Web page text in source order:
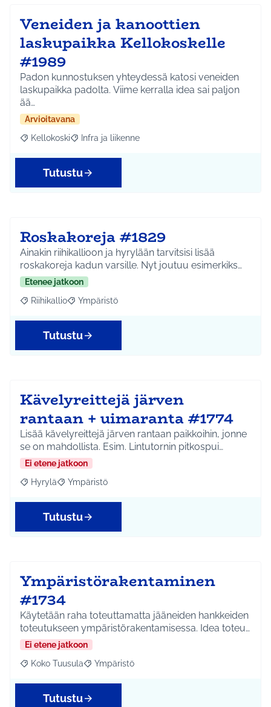
Veneiden ja kanoottien
laskupaikka Kellokoskelle
#1989
Padon kunnostuksen yhteydessä katosi veneiden
laskupaikka padolta. Viime kerralla idea sai paljon
ää…
Arvioitavana
Rajaa tulokset aihepiirin mukaan: Kellokoski
Kellokoski Rajaa tulokset teeman mukaan: Infra ja liikenne
Infra ja liikenne
Tutustu
Roskakoreja #1829
Ainakin riihikallioon ja hyrylään tarvitsisi lisää
roskakoreja kadun varsille. Nyt joutuu esimerkiks…
Etenee jatkoon
Rajaa tulokset aihepiirin mukaan: Riihikallio
Riihikallio Rajaa tulokset teeman mukaan: Ympäristö
Ympäristö
Tutustu
Kävelyreittejä järven
rantaan + uimaranta #1774
Lisää kävelyreittejä järven rantaan paikkoihin, jonne
se on mahdollista. Esim. Lintutornin pitkospui…
Ei etene jatkoon
Rajaa tulokset aihepiirin mukaan: Hyrylä
Hyrylä Rajaa tulokset teeman mukaan: Ympäristö
Ympäristö
Tutustu
Ympäristörakentaminen
#1734
Käytetään raha toteuttamatta jääneiden hankkeiden
toteutukseen ympäristörakentamisessa. Idea toteu…
Ei etene jatkoon
Rajaa tulokset aihepiirin mukaan: Koko Tuusula
Koko Tuusula Rajaa tulokset teeman mukaan: Ympäristö
Ympäristö
Tutustu